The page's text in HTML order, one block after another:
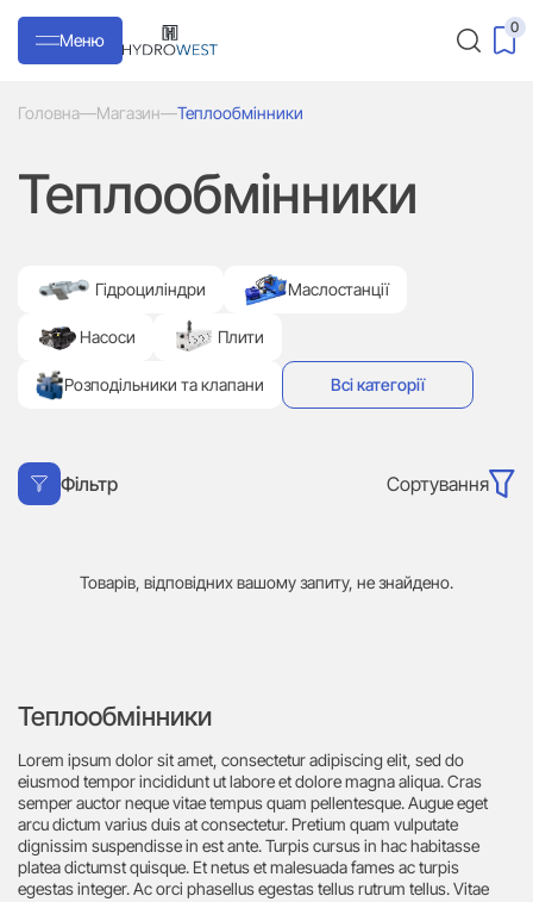
Меню
0
Головна—Магазин—Теплообмінники
Теплообмінники
Гідроциліндри Маслостанції
Насоси Плити
Розподільники та клапани Всі категорії
Фільтр Сортування
Товарів, відповідних вашому запиту, не знайдено.
Теплообмінники
Lorem ipsum dolor sit amet, consectetur adipiscing elit, sed do
eiusmod tempor incididunt ut labore et dolore magna aliqua. Cras
semper auctor neque vitae tempus quam pellentesque. Augue eget
arcu dictum varius duis at consectetur. Pretium quam vulputate
dignissim suspendisse in est ante. Turpis cursus in hac habitasse
platea dictumst quisque. Et netus et malesuada fames ac turpis
egestas integer. Ac orci phasellus egestas tellus rutrum tellus. Vitae